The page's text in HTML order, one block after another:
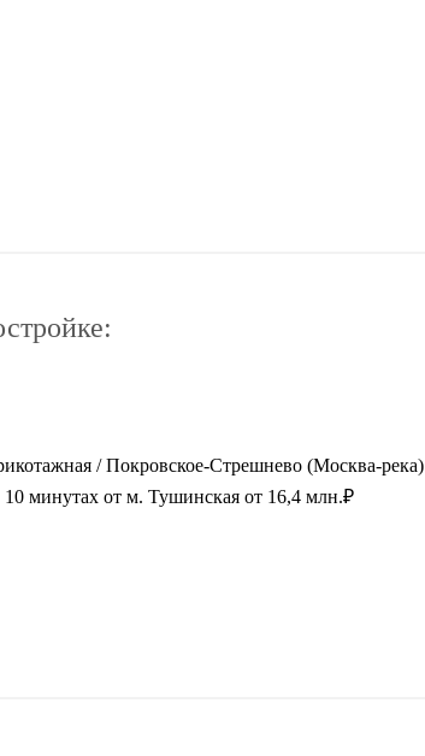
/ Покровское-Стрешнево (Москва-река)
минутах от м. Тушинская от 16,4 млн.₽